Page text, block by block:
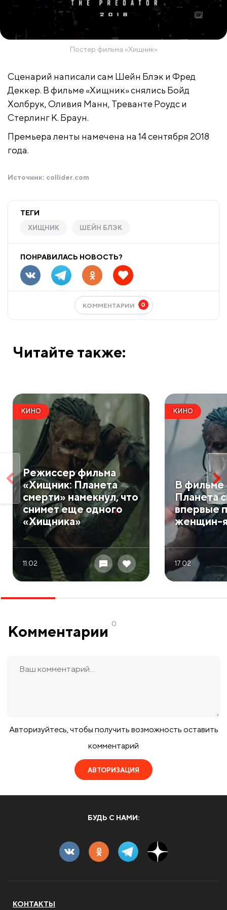
Постер фильма «Хищник»
Сценарий написали сам Шейн Блэк и Фред
Деккер. В фильме «Хищник» снялись Бойд
Холбрук, Оливия Манн, Треванте Роудс и
Стерлинг К. Браун.
Премьера ленты намечена на 14 сентября 2018
года.
Источник: collider.com
ТЕГИ
ХИЩНИК ШЕЙН БЛЭК
ПОНРАВИЛАСЬ НОВОСТЬ?
КОММЕНТАРИИ 0
Читайте также:
КИНО
Режиссер фильма
«Хищник: Планета
смерти» намекнул, что
снимет еще одного
«Хищника»
11.02
КИНО
В фильме
Планета
впервые
женщин-
17.02
Комментарии 0
Авторизуйтесь, чтобы получить возможность оставить
комментарий
АВТОРИЗАЦИЯ
БУДЬ С НАМИ:
КОНТАКТЫ